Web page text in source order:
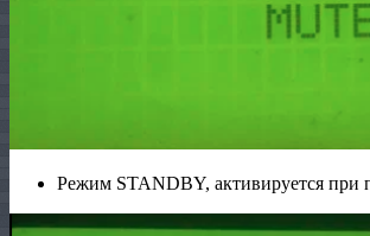
Режим STANDBY, активируется